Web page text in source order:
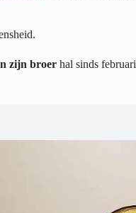
zijn broer hal sinds februari